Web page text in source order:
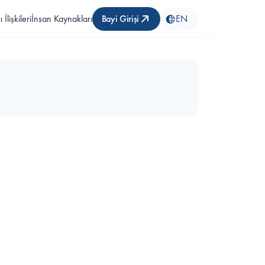
İlişkileriİnsan Kaynakları Bayi Girişi EN